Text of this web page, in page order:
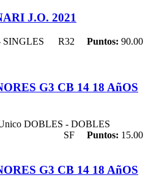
J.O. 2021
SINGLES R32 Puntos: 90.00
G3 CB 14 18 AñOS
DOBLES - DOBLES
SF
Puntos: 15.00
G3 CB 14 18 AñOS